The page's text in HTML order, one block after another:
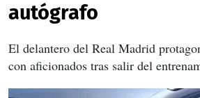
autógrafo
El delantero del Real Madrid
con aficionados tras salir del